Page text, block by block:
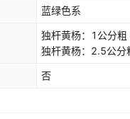
蓝绿色系
独杆黄杨：1公分
独杆黄杨：2.5公分
院推荐】,独杆黄
否